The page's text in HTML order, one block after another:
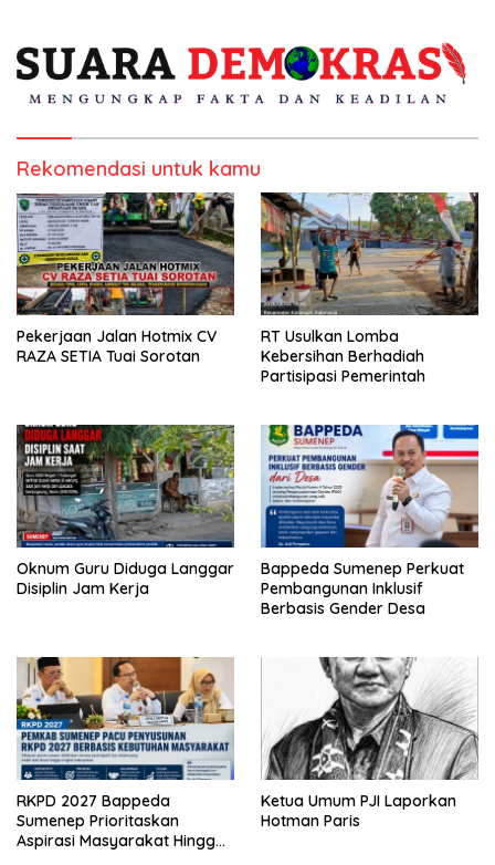
Rekomendasi untuk kamu
Pekerjaan Jalan Hotmix CV
RAZA SETIA Tuai Sorotan
RT Usulkan Lomba
Kebersihan Berhadiah
Partisipasi Pemerintah
Oknum Guru Diduga Langgar
Disiplin Jam Kerja
Bappeda Sumenep Perkuat
Pembangunan Inklusif
Berbasis Gender Desa
RKPD 2027 Bappeda
Sumenep Prioritaskan
Aspirasi Masyarakat Hingga
Ketua Umum PJI Laporkan
Hotman Paris